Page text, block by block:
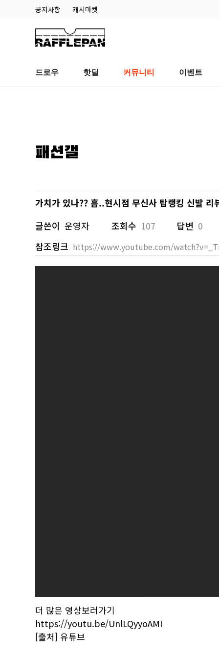
공지사항 캐시마켓
드로우 핫딜 커뮤니티 이벤트
패션갤
가치가 있나?? 흠..현시점 무신사 탑랭킹 신발
글쓴이 운영자 조회수 107 답변 0
참조링크 https://www.youtube.com/
더 많은 영상보러가기
https://youtu.be/UnlLQyyoAMI
[출처] 유튜브